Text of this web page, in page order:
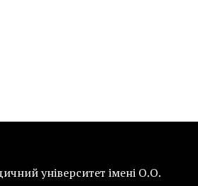
університет імені О.О.